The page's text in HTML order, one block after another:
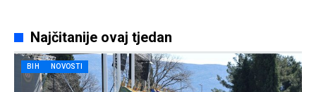
Najčitanije ovaj tjedan
BIH NOVOSTI